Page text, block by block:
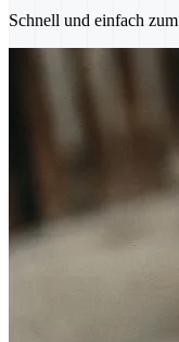
Schnell und einfach